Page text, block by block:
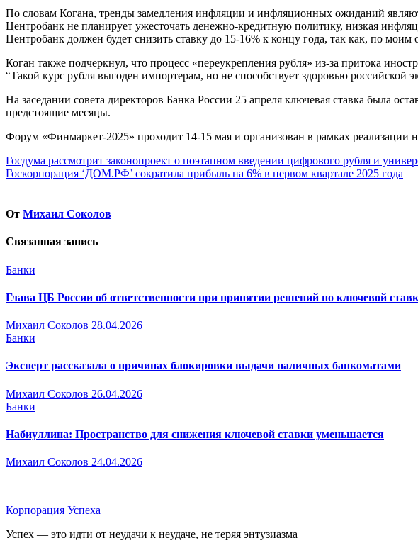
По словам Когана, тренды замедления инфляции и инфляционных ожиданий
Центробанк не планирует ужесточать денежно-кредитную политику, низкая
Центробанк должен будет снизить ставку до 15-16% к концу года, так как, по
Коган также подчеркнул, что процесс «переукрепления рубля» из-за притока
“Такой курс рубля выгоден импортерам, но не способствует здоровью российской
На заседании совета директоров Банка России 25 апреля ключевая ставка была
предстоящие месяцы.
Форум «Финмаркет-2025» проходит 14-15 мая и организован в рамках реализации
Навигация
по
Госдума рассмотрит законопроект о поэтапном введении цифрового рубля и
Госкорпорация ‘ДОМ.РФ’ сократила прибыль на 6% в первом квартале 2025 года
От Михаил Соколов
Связанная запись
Банки
Глава ЦБ России об ответственности при принятии решений по ключевой
Михаил Соколов 28.04.2026
Банки
Эксперт рассказала о причинах блокировки выдачи наличных банкоматами
Михаил Соколов 26.04.2026
Банки
Набиуллина: Пространство для снижения ключевой ставки уменьшается
Михаил Соколов 24.04.2026
Корпорация Успеха
Успех — это идти от неудачи к неудаче, не теряя энтузиазма